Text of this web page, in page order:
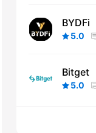
BYDFi
5.0
Bitget
5.0